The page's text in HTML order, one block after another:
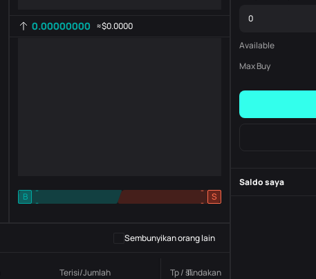
0.00000000 ≈$0.0000
B
-
-
S
-
-
Sembunyikan orang lain
Terisi/Jumlah Tp / sl.Tindakan
Available
Max Buy
Saldo saya